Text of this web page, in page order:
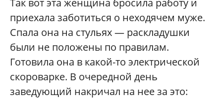
Так вот эта женщина бросила работу и
приехала заботиться о неходячем муже.
Спала она на стульях — раскладушки
были не положены по правилам.
Готовила она в какой-то электрической
скороварке. В очередной день
заведующий накричал на нее за это: